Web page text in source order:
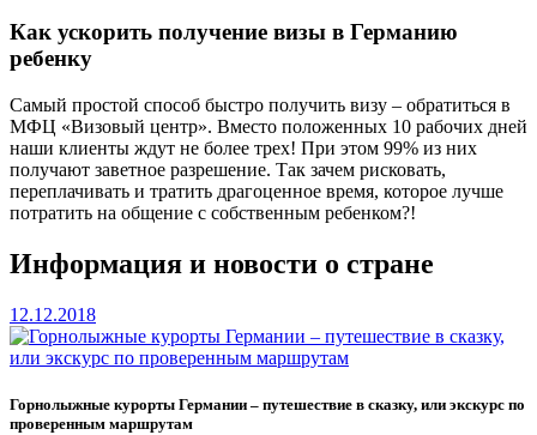
Как ускорить получение визы в Германию
ребенку
Самый простой способ быстро получить визу – обратиться в
МФЦ «Визовый центр». Вместо положенных 10 рабочих дней
наши клиенты ждут не более трех! При этом 99% из них
получают заветное разрешение. Так зачем рисковать,
переплачивать и тратить драгоценное время, которое лучше
потратить на общение с собственным ребенком?!
Информация и новости о стране
12.12.2018
Горнолыжные курорты Германии – путешествие в сказку, или экскурс по
проверенным маршрутам